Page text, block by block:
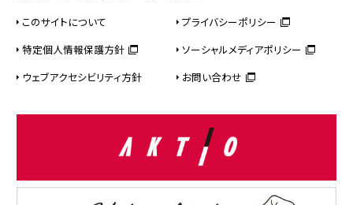
このサイトについて
プライバシーポリシー
特定個人情報保護方針
ソーシャルメディアポリシー
ウェブアクセシビリティ方針
お問い合わせ